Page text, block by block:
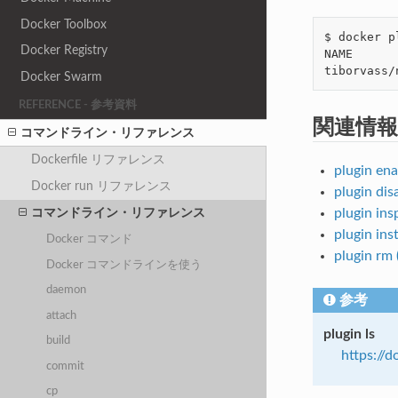
Docker Toolbox
Docker Registry
Docker Swarm
REFERENCE - 参考資料
コマンドライン・リファレンス
Dockerfile リファレンス
Docker run リファレンス
コマンドライン・リファレンス
Docker コマンド
Docker コマンドラインを使う
daemon
attach
build
commit
cp
$ docker
NAME
関連情報
plugin
plugin
plugin
plugin
plugin rm
参考
plugin ls
https://